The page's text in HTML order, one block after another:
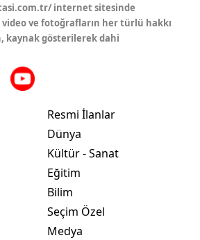
Tekirdağ
Yozgat
internet sitesinde
video ve fotoğrafların her türlü hakkı
kaynak gösterilerek dahi
Resmi İlanlar
Dünya
Kültür - Sanat
Eğitim
Bilim
Seçim Özel
Medya